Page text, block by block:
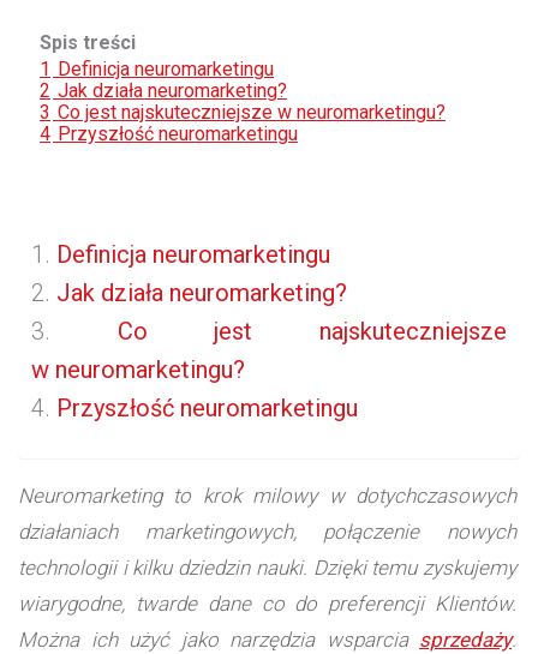
Spis treści
1
Definicja neuromarketingu
2 Jak działa neuromarketing?
3 Co jest najskuteczniejsze w neuromarketingu?
4 Przyszłość neuromarketingu
Definicja neuromarketingu
Jak działa neuromarketing?
Co jest najskuteczniejsze
w neuromarketingu?
Przyszłość neuromarketingu
Neuromarketing to krok milowy w dotychczasowych
działaniach marketingowych, połączenie nowych
technologii i kilku dziedzin nauki. Dzięki temu zyskujemy
wiarygodne, twarde dane co do preferencji Klientów.
Można ich użyć jako narzędzia wsparcia sprzedaży.